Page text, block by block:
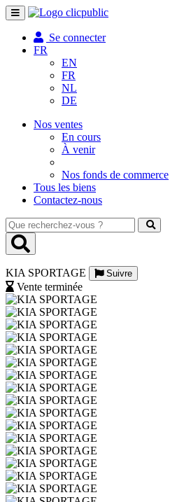
Toggle
navigation
Se connecter
FR
EN
FR
NL
DE
Nos ventes
En cours
À venir
Nos fonds de commerce
Tous les biens
Contactez-nous
Que
recherchez-
vous
KIA SPORTAGE
Suivre
Vente terminée